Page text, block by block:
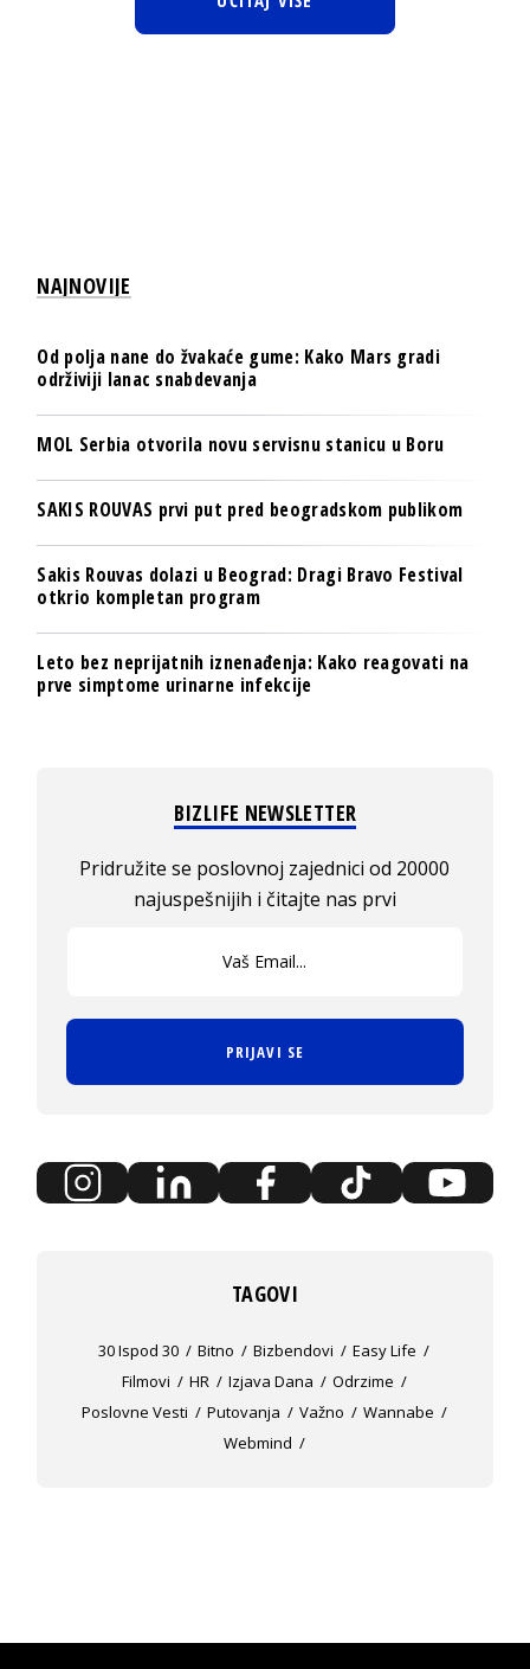
NAJNOVIJE
Od polja nane do žvakaće gume: Kako Mars gradi
održiviji lanac snabdevanja
MOL Serbia otvorila novu servisnu stanicu u Boru
SAKIS ROUVAS prvi put pred beogradskom publikom
Sakis Rouvas dolazi u Beograd: Dragi Bravo Festival
otkrio kompletan program
Leto bez neprijatnih iznenađenja: Kako reagovati na
prve simptome urinarne infekcije
BIZLIFE NEWSLETTER
Pridružite se poslovnoj zajednici od 20000
najuspešnijih i čitajte nas prvi
PRIJAVI SE
TAGOVI
30 Ispod 30 Bitno Bizbendovi
Easy Life
Filmovi
HR Izjava Dana
Odrzime
Poslovne Vesti
Putovanja Važno
Wannabe
Webmind